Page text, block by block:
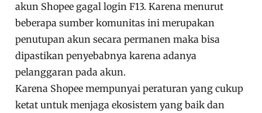
akun Shopee gagal login F13. Karena menurut
beberapa sumber komunitas ini merupakan
penutupan akun secara permanen maka bisa
dipastikan penyebabnya karena adanya
pelanggaran pada akun.
Karena Shopee mempunyai peraturan yang cukup
ketat untuk menjaga ekosistem yang baik dan